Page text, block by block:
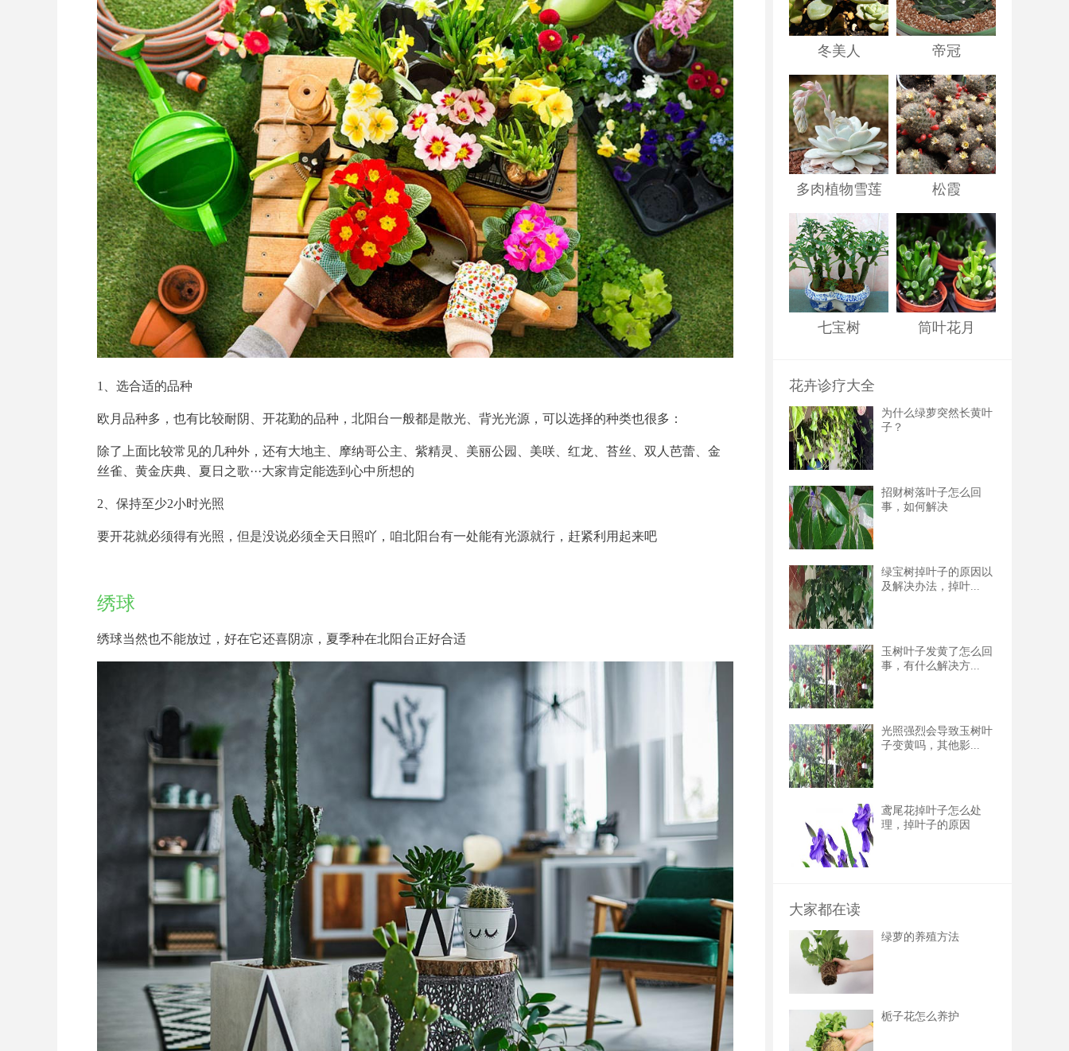
1、选合适的品种
欧月品种多，也有比较耐阴、开花勤的品种，北阳台一般都是散光、背光光源，可以选择的种类也很多：
除了上面比较常见的几种外，还有大地主、摩纳哥公主、紫精灵、美丽公园、美咲、红龙、苔丝、双人芭蕾、金
丝雀、黄金庆典、夏日之歌···大家肯定能选到心中所想的
2、保持至少2小时光照
要开花就必须得有光照，但是没说必须全天日照吖，咱北阳台有一处能有光源就行，赶紧利用起来吧
绣球
绣球当然也不能放过，好在它还喜阴凉，夏季种在北阳台正好合适
冬美人 帝冠
多肉植物雪莲 松霞
七宝树 筒叶花月
花卉诊疗大全
为什么绿萝突然长黄叶
子？
招财树落叶子怎么回
事，如何解决
绿宝树掉叶子的原因以
及解决办法，掉叶...
玉树叶子发黄了怎么回
事，有什么解决方...
光照强烈会导致玉树叶
子变黄吗，其他影...
鸢尾花掉叶子怎么处
理，掉叶子的原因
大家都在读
绿萝的养殖方法
栀子花怎么养护